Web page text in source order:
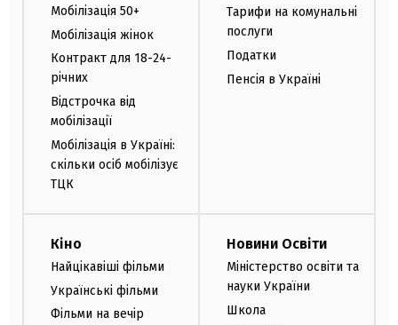
Мобілізація 50+
Мобілізація жінок
Контракт для 18-24-
річних
Відстрочка від
мобілізації
Мобілізація в Україні:
скільки осіб мобілізує
ТЦК
Тарифи на комунальні
послуги
Податки
Пенсія в Україні
Кіно
Найцікавіші фільми
Українські фільми
Фільми на вечір
Новини Освіти
Міністерство освіти та
науки України
Школа